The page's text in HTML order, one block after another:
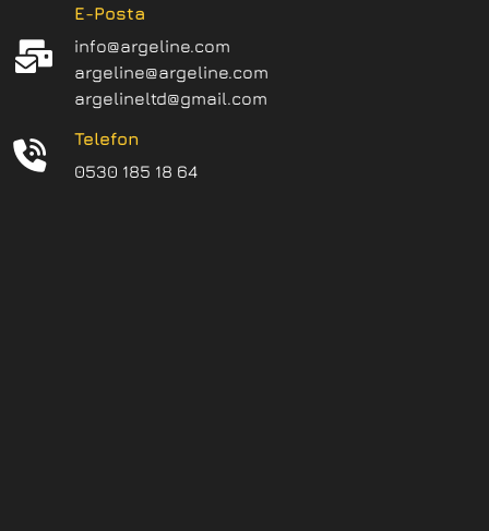
E-Posta
info@argeline.com
argeline@argeline.com
argelineltd@gmail.com
Telefon
0530 185 18 64